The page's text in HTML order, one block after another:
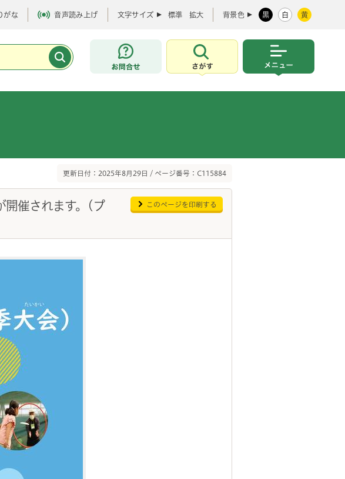
がな 音声読み上げ 文字サイズ 標準 拡大 背景色 黒 白 黄
お問合せ
さがす
更新日付：2025年8月29日 / ページ番号：C115884
開催されます。(プ
このページを印刷する